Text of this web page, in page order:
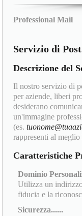
Professional Mail
Servizio di
Descrizione del
Il nostro servizio di
per aziende, liberi
desiderano
un'immagine
(es.
rappresenti al
Caratteristiche
Dominio
Utilizza un
fiducia e la
Sicurezza......